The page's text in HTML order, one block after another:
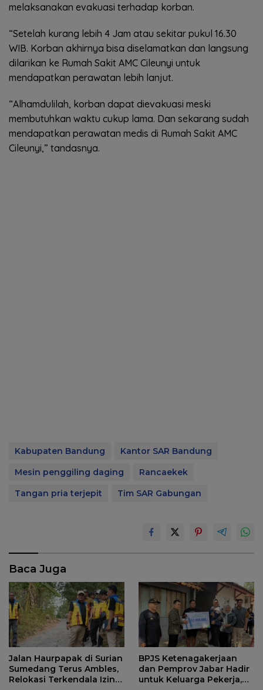
melaksanakan evakuasi terhadap korban.
“Setelah kurang lebih 4 Jam atau sekitar pukul 16.30
WIB. Korban akhirnya bisa diselamatkan dan langsung
dilarikan ke Rumah Sakit AMC Cileunyi untuk
mendapatkan perawatan lebih lanjut.
“Alhamdulilah, korban dapat dievakuasi meski
membutuhkan waktu cukup lama. Dan sekarang sudah
mendapatkan perawatan medis di Rumah Sakit AMC
Cileunyi,” tandasnya.
Kabupaten Bandung
Kantor SAR Bandung
Mesin penggiling daging
Rancaekek
Tangan pria terjepit
Tim SAR Gabungan
Baca Juga
Jalan Haurpapak di Surian
Sumedang Terus Ambles,
Relokasi Terkendala Izin
BPJS Ketenagakerjaan
dan Pemprov Jabar Hadir
untuk Keluarga Pekerja,